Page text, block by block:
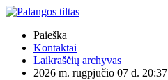
Paieška
Kontaktai
Laikraščių archyvas
2026 m. rugpjūčio 07 d. 20:37